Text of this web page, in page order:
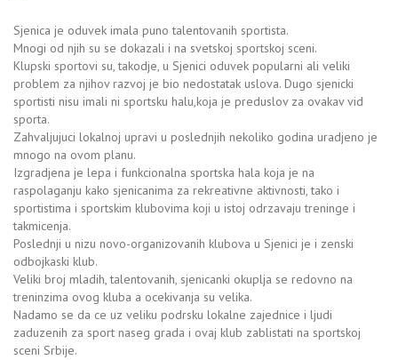
Sjenica je oduvek imala puno talentovanih sportista.
Mnogi od njih su se dokazali i na svetskoj sportskoj sceni.
Klupski sportovi su, takodje, u Sjenici oduvek popularni ali veliki
problem za njihov razvoj je bio nedostatak uslova. Dugo sjenicki
sportisti nisu imali ni sportsku halu,koja je preduslov za ovakav vid
sporta.
Zahvaljujuci lokalnoj upravi u poslednjih nekoliko godina uradjeno je
mnogo na ovom planu.
Izgradjena je lepa i funkcionalna sportska hala koja je na
raspolaganju kako sjenicanima za rekreativne aktivnosti, tako i
sportistima i sportskim klubovima koji u istoj odrzavaju treninge i
takmicenja.
Poslednji u nizu novo-organizovanih klubova u Sjenici je i zenski
odbojkaski klub.
Veliki broj mladih, talentovanih, sjenicanki okuplja se redovno na
treninzima ovog kluba a ocekivanja su velika.
Nadamo se da ce uz veliku podrsku lokalne zajednice i ljudi
zaduzenih za sport naseg grada i ovaj klub zablistati na sportskoj
sceni Srbije.